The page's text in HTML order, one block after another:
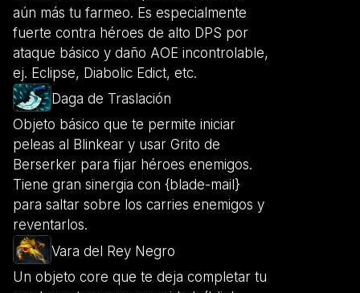
aún más tu farmeo. Es especialmente
fuerte contra héroes de alto DPS por
ataque básico y daño AOE incontrolable,
ej. Eclipse, Diabolic Edict, etc.
Daga de Traslación
Objeto básico que te permite iniciar
peleas al Blinkear y usar Grito de
Berserker para fijar héroes enemigos.
Tiene gran sinergia con {blade-mail}
para saltar sobre los carries enemigos y
reventarlos.
Vara del Rey Negro
Un objeto core que te deja completar tu